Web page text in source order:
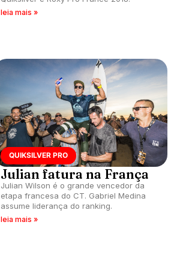
leia mais »
QUIKSILVER PRO
Julian fatura na França
Julian Wilson é o grande vencedor da
etapa francesa do CT. Gabriel Medina
assume liderança do ranking.
leia mais »